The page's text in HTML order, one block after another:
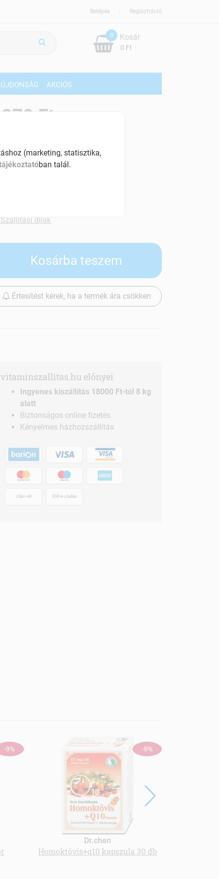
Regisztráció
Belépés
0
0 Ft
Kosár
ÚJDONSÁG AKCIÓS
Ft
Szállítási díjak
Kosárba teszem
Értesítést kérek, ha a termék ára csökken
vitaminszallitas.hu előnyei
Ingyenes kiszállítás 18000 Ft-tól 8 kg
alatt
Biztonságos online fizetés
Kényelmes házhozszállítás
Utánvét Előre utalás
-9% -9%
Dr.chen
Homoktövis+q10 kapszula 30 db
(marketing, statisztika,
ban talál.